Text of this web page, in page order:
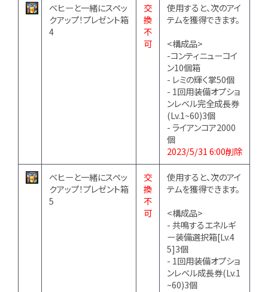
ベヒーと一緒にスペッ
クアップ！プレゼント箱
4
交
換
不
可
使用すると、次のアイ
テムを獲得できます。
<構成品>
-コンティニューコイ
ン10個箱
- レミの輝く掌50個
- 1回用装備オプショ
ンレベル完全成長券
(Lv.1~60)3個
- ライアンコア2000
個
2023/5/31 6:00削除
ベヒーと一緒にスペッ
クアップ！プレゼント箱
5
交
換
不
可
使用すると、次のアイ
テムを獲得できます。
<構成品>
- 共鳴するエネルギ
ー装備選択箱[Lv.4
5]3個
- 1回用装備オプショ
ンレベル成長券(Lv.1
~60)3個